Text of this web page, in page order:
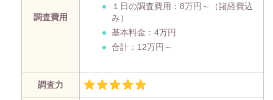
調査費用
１日の調査費用： 8万円～
（諸経費込
み）
基本料金：4万円
合計：12万円～
調査力